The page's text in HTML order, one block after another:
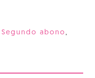
Segundo abono,